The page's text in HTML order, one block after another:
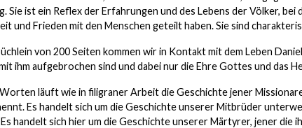
Sie ist ein Reflex der Erfahrungen und des Lebens der Völker,
und Frieden mit den Menschen geteilt haben. Sie sind
von 200 Seiten kommen wir in Kontakt mit dem Leben
ihm aufgebrochen sind und dabei nur die Ehre Gottes und das
läuft wie in filigraner Arbeit die Geschichte jener
Es handelt sich um die Geschichte unserer Mitbrüder
handelt sich hier um die Geschichte unserer Märtyrer, jener die